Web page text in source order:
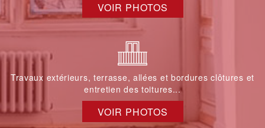
VOIR PHOTOS
Travaux extérieurs, terrasse, allées et bordures clôtures et
entretien des toitures...
VOIR PHOTOS